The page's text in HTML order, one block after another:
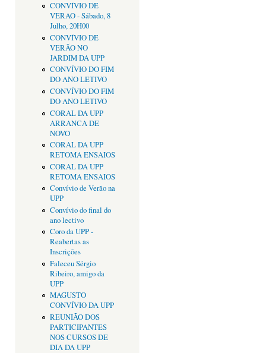
CONVÍVIO DE
VERAO - Sábado, 8
Julho, 20H00
CONVÍVIO DE
VERÃO NO
JARDIM DA UPP
CONVÍVIO DO FIM
DO ANO LETIVO
CONVÍVIO DO FIM
DO ANO LETIVO
CORAL DA UPP
ARRANCA DE
NOVO
CORAL DA UPP
RETOMA ENSAIOS
CORAL DA UPP
RETOMA ENSAIOS
Convívio de Verão na
UPP
Convívio do final do
ano lectivo
Coro da UPP -
Reabertas as
Inscrições
Faleceu Sérgio
Ribeiro, amigo da
UPP
MAGUSTO
CONVÍVIO DA UPP
REUNIÃO DOS
PARTICIPANTES
NOS CURSOS DE
DIA DA UPP